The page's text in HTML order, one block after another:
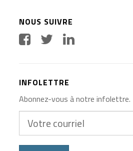
NOUS SUIVRE
INFOLETTRE
Abonnez-vous à notre infolettre.
courriel